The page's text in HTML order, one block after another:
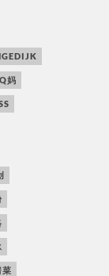
Q妈
菜